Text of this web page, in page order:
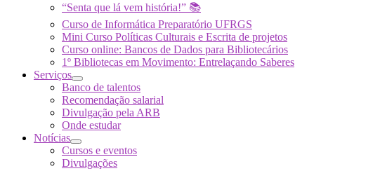
“Senta que lá vem história!” 📚
Curso de Informática Preparatório UFRGS
Mini Curso Políticas Culturais e Escrita de projetos
Curso online: Bancos de Dados para Bibliotecários
1º Bibliotecas em Movimento: Entrelaçando Saberes
Serviços
Banco de talentos
Recomendação salarial
Divulgação pela ARB
Onde estudar
Notícias
Cursos e eventos
Divulgações